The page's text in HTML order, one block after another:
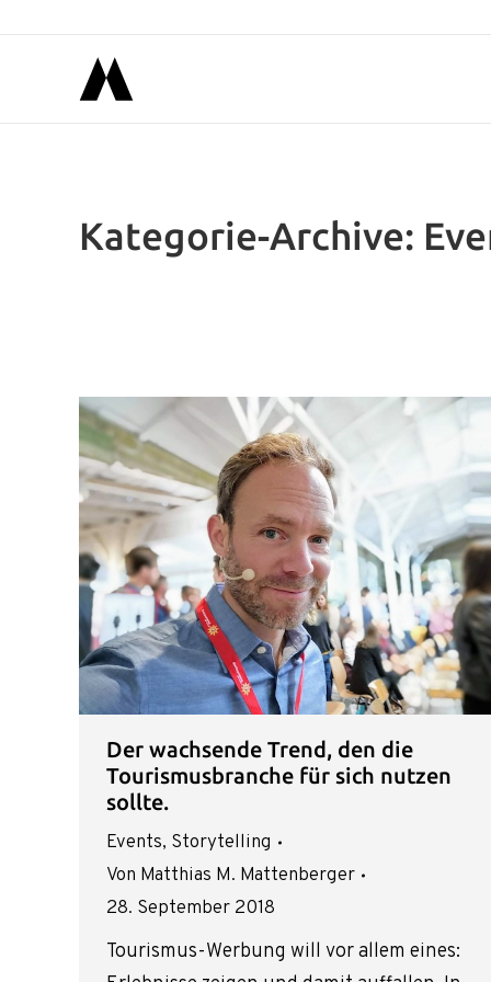
Kategorie-Archive:
Der wachsende Trend, den die
Tourismusbranche für sich nutzen
sollte.
Events, Storytelling
Von Matthias M. Mattenberger
28. September 2018
Tourismus-Werbung will vor allem eines: